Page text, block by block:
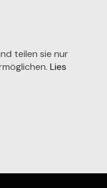
teilen sie nur
Lies